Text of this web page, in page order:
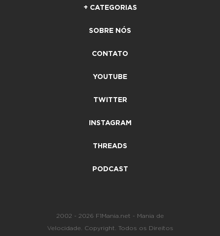
+ CATEGORIAS
SOBRE NÓS
CONTATO
YOUTUBE
TWITTER
INSTAGRAM
THREADS
PODCAST
2002 - 2026 F1Mania.net - Mania de
Velocidade. Copyright. Todos os Direitos